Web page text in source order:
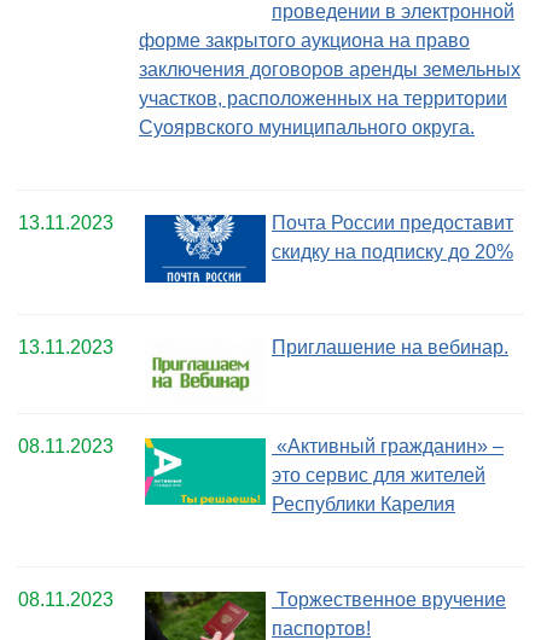
проведении в электронной
форме закрытого аукциона на право
заключения договоров аренды земельных
участков, расположенных на территории
Суоярвского муниципального округа.
13.11.2023
Почта России предоставит
скидку на подписку до 20%
13.11.2023 Приглашение на вебинар.
08.11.2023
«Активный гражданин» –
это сервис для жителей
Республики Карелия
08.11.2023
Торжественное вручение
паспортов!